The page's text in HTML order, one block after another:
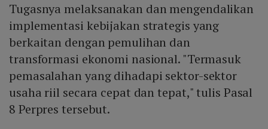
Tugasnya melaksanakan dan mengendalikan
implementasi kebijakan strategis yang
berkaitan dengan pemulihan dan
transformasi ekonomi nasional. "Termasuk
pemasalahan yang dihadapi sektor-sektor
usaha riil secara cepat dan tepat," tulis Pasal
8 Perpres tersebut.